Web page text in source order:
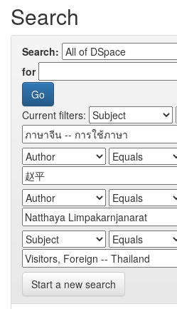
Search
Search:
for
Current filters:
Start a new search